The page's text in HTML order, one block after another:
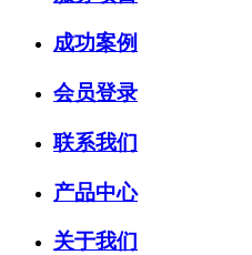
成功案例
会员登录
联系我们
产品中心
关于我们